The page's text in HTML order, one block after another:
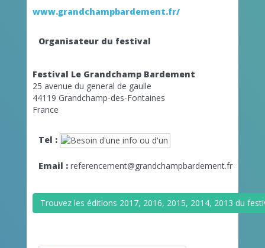
www.grandchampbardement.fr/
Organisateur du festival
Festival Le Grandchamp Bardement
25 avenue du general de gaulle
44119 Grandchamp-des-Fontaines
France
Tel :
Email : referencement@grandchampbardement.fr
Trouvez les éditions 2017, 2016, 2015, 2014, 2013 du